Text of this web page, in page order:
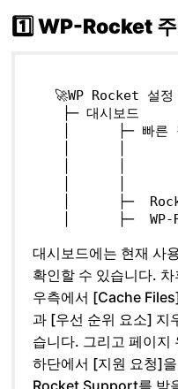
1️⃣ WP-Rocket
🚀WP Rocket 설정
  ├─
대시보드
├─ 빠른
├─
├─
대시보드에는 현재 사
확인할 수 있습니다.
우측에서 [Cache
과 [우선 순위 요소] 지
습니다. 그리고 페이지
하단에서 [지원 요청]